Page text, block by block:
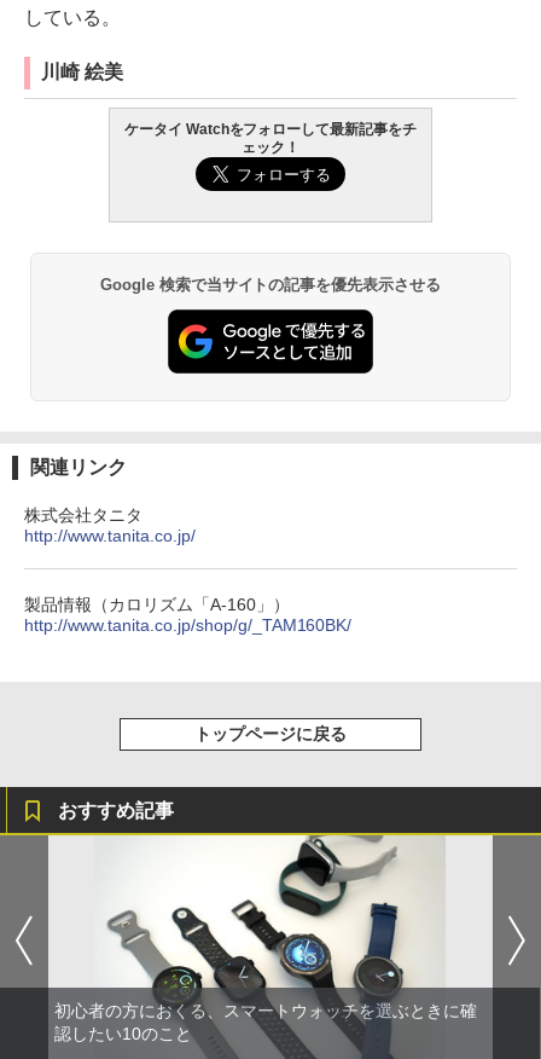
している。
川崎 絵美
ケータイ Watchをフォローして最新記事をチ
ェック！
Google 検索で当サイトの記事を優先表示させる
関連リンク
株式会社タニタ
http://www.tanita.co.jp/
製品情報（カロリズム「A-160」）
http://www.tanita.co.jp/shop/g/_TAM160BK/
トップページに戻る
おすすめ記事
初心者の方におくる、スマートウォッチを選ぶときに確
認したい10のこと